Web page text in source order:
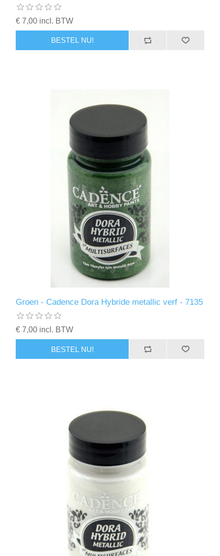
€ 7,00 incl. BTW
BESTEL NU!
Groen - Cadence Dora Hybride metallic verf - 7135
€ 7,00 incl. BTW
BESTEL NU!